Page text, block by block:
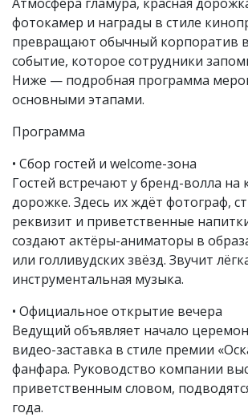
фотокамер и награды в стиле
превращают обычный корпоратив
событие, которое сотрудники
Ниже — подробная программа
основными этапами.
Программа
• Сбор гостей и welcome-зона
Гостей встречают у бренд-волла на
дорожке. Здесь их ждёт фотограф,
реквизит и приветственные
создают актёры-аниматоры в
или голливудских звёзд. Звучит
инструментальная музыка.
• Официальное открытие вечера
Ведущий объявляет начало
видео-заставка в стиле премии
фанфара. Руководство компании
приветственным словом,
года.